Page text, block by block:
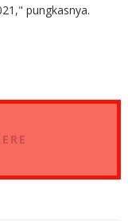
pungkasnya.